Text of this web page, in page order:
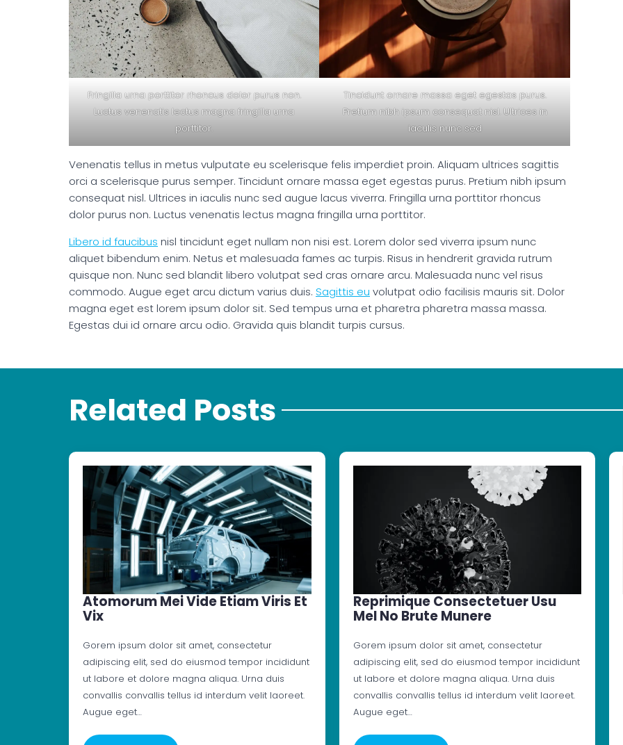
Fringilla urna porttitor rhoncus dolor purus non.
Luctus venenatis lectus magna fringilla urna
porttitor.
Tincidunt ornare massa eget egestas purus.
Pretium nibh ipsum consequat nisl. Ultrices in
iaculis nunc sed
Venenatis tellus in metus vulputate eu scelerisque felis imperdiet proin. Aliquam ultrices sagittis
orci a scelerisque purus semper. Tincidunt ornare massa eget egestas purus. Pretium nibh ipsum
consequat nisl. Ultrices in iaculis nunc sed augue lacus viverra. Fringilla urna porttitor rhoncus
dolor purus non. Luctus venenatis lectus magna fringilla urna porttitor.
Libero id faucibus nisl tincidunt eget nullam non nisi est. Lorem dolor sed viverra ipsum nunc
aliquet bibendum enim. Netus et malesuada fames ac turpis. Risus in hendrerit gravida rutrum
quisque non. Nunc sed blandit libero volutpat sed cras ornare arcu. Malesuada nunc vel risus
commodo. Augue eget arcu dictum varius duis. Sagittis eu volutpat odio facilisis mauris sit. Dolor
magna eget est lorem ipsum dolor sit. Sed tempus urna et pharetra pharetra massa massa.
Egestas dui id ornare arcu odio. Gravida quis blandit turpis cursus.
Related Posts
Atomorum Mei Vide Etiam Viris Et
Vix
Gorem ipsum dolor sit amet, consectetur
adipiscing elit, sed do eiusmod tempor incididunt
ut labore et dolore magna aliqua. Urna duis
convallis convallis tellus id interdum velit laoreet.
Augue eget…
Reprimique Consectetuer Usu
Mel No Brute Munere
Gorem ipsum dolor sit amet, consectetur
adipiscing elit, sed do eiusmod tempor incididunt
ut labore et dolore magna aliqua. Urna duis
convallis convallis tellus id interdum velit laoreet.
Augue eget…